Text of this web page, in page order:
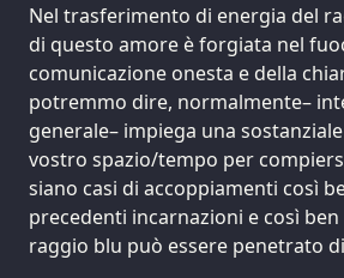
Nel trasferimento di energia del
di questo amore è forgiata nel
comunicazione onesta e della
potremmo dire, normalmente–
generale– impiega una
vostro spazio/tempo per
siano casi di accoppiamenti così
precedenti incarnazioni e così
raggio blu può essere penetrato